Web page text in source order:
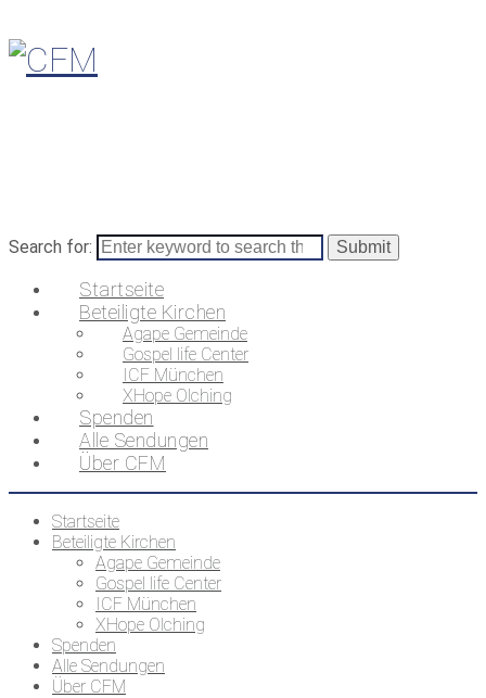
Search for:
Startseite
Beteiligte Kirchen
Agape Gemeinde
Gospel life Center
ICF München
XHope Olching
Spenden
Alle Sendungen
Über CFM
Startseite
Beteiligte Kirchen
Agape Gemeinde
Gospel life Center
ICF München
XHope Olching
Spenden
Alle Sendungen
Über CFM